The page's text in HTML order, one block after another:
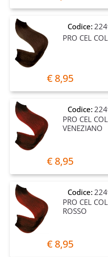
Codice:
PRO CEL
€ 8,95
Codice:
PRO CEL
VENEZIANO
€ 8,95
Codice:
PRO CEL
ROSSO
€ 8,95